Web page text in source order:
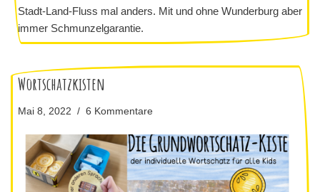
Stadt-Land-Fluss mal anders. Mit und ohne Wunderburg aber
immer Schmunzelgarantie.
Wortschatzkisten
Mai 8, 2022 6 Kommentare